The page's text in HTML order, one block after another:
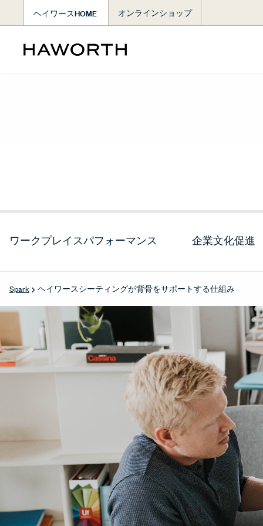
ヘイワースHOME オンラインショップ
ワークプレイスパフォーマンス 企業文化促進
Spark ヘイワースシーティングが背骨をサポートする仕組み